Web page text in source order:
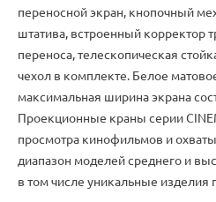
переносной экран, кнопочный
штатива, встроенный корректор
переноса,телескопическая
чехол в комплекте. Белое
максимальная ширина экрана
Проекционные краны серии
просмотра кинофильмов и
диапазон моделей среднего и
в том числе уникальные изделия